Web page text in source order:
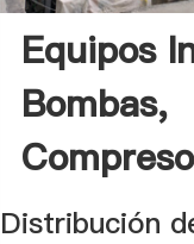
Equipos
Bombas,
Molinos ...
Distribución